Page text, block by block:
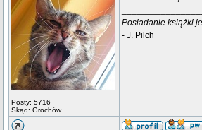
Posty: 5716
Skąd: Grochów
Posiadanie książki
- J. Pilch